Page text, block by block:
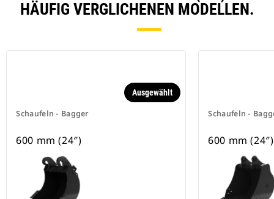
HÄUFIG VERGLICHENEN MODELLEN.
Schaufeln - Bagger
Ausgewählt
600 mm (24″)
Schaufeln -
600 mm (24″)